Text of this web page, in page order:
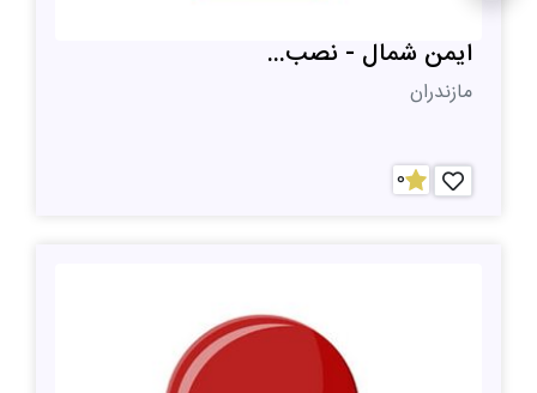
ایمن شمال - نصب...
مازندران
0